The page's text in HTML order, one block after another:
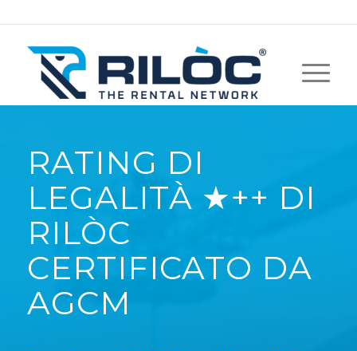
RATING DI
LEGALITÀ ★++ DI
RILÒC
CERTIFICATO DA
AGCM